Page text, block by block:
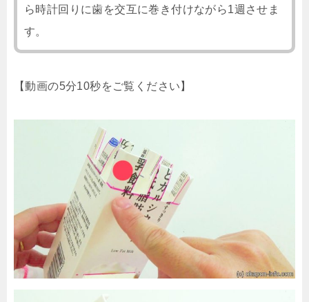
ら時計回りに歯を交互に巻き付けながら1週させま
す。
【動画の5分10秒をご覧ください】